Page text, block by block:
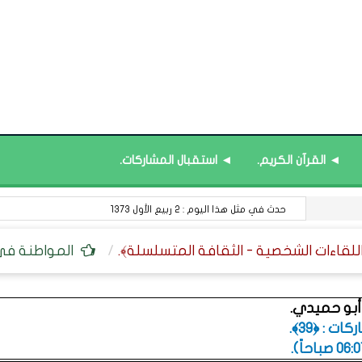
◄ القرآن الكريم. ◄ استقبال المشاركات.
حدث في مثل هذا اليوم : 2 ربيع الأول 1373
المواطنة
حميدي.
: ﴿39﴾.
.